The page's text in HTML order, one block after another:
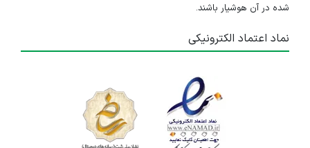
شده در آن هوشیار باشند.
نماد اعتماد الکترونیکی